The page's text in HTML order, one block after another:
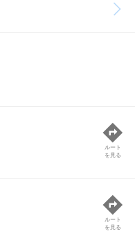
ルート
を見る
ルート
を見る